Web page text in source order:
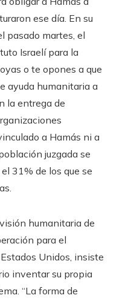
ese día. En su
pasado martes, el
Israelí para la
o te opones a que
ayuda humanitaria a
la entrega de
a Hamás ni a
juzgada se
31% de los que se
humanitaria de
para el
Unidos, insiste
inventar su propia
“La forma de